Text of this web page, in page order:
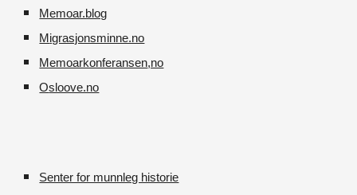
Memoar.blog
M igrasjonsminne.no
Memoarkonferansen,no
Osloove.no
Senter for munnleg historie